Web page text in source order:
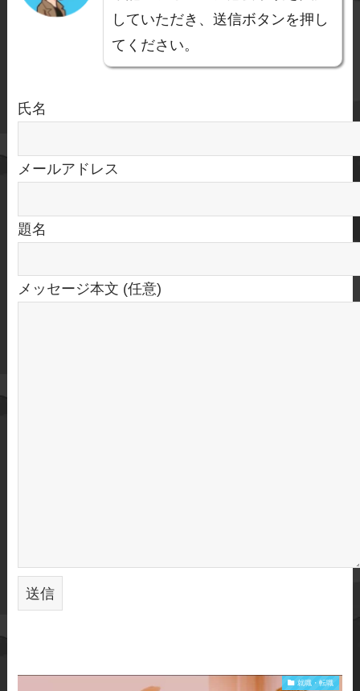
していただき、送信ボタンを押し
てください。
氏名
メールアドレス
題名
メッセージ本文 (任意)
就職・転職